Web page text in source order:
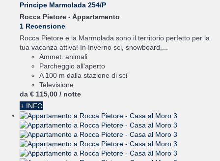
Principe Marmolada 254/P
Rocca Pietore - Appartamento
1 Recensione
Rocca Pietore e la Marmolada sono il territorio perfetto per la
tua vacanza attiva! In Inverno sci, snowboard,...
Ammet. animali
Parcheggio all'aperto
A 100 m dalla stazione di sci
Televisione
da € 115,00 / notte
+ INFO